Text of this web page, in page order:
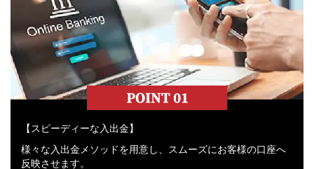
【スピーディーな入出金】
様々な入出金メソッドを用意し、スムーズにお客様の口座へ
反映させます。